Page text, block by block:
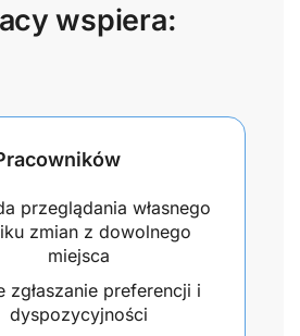
wspiera:
przeglądania własnego
zmian z dowolnego
miejsca
zgłaszanie preferencji i
dyspozycyjności